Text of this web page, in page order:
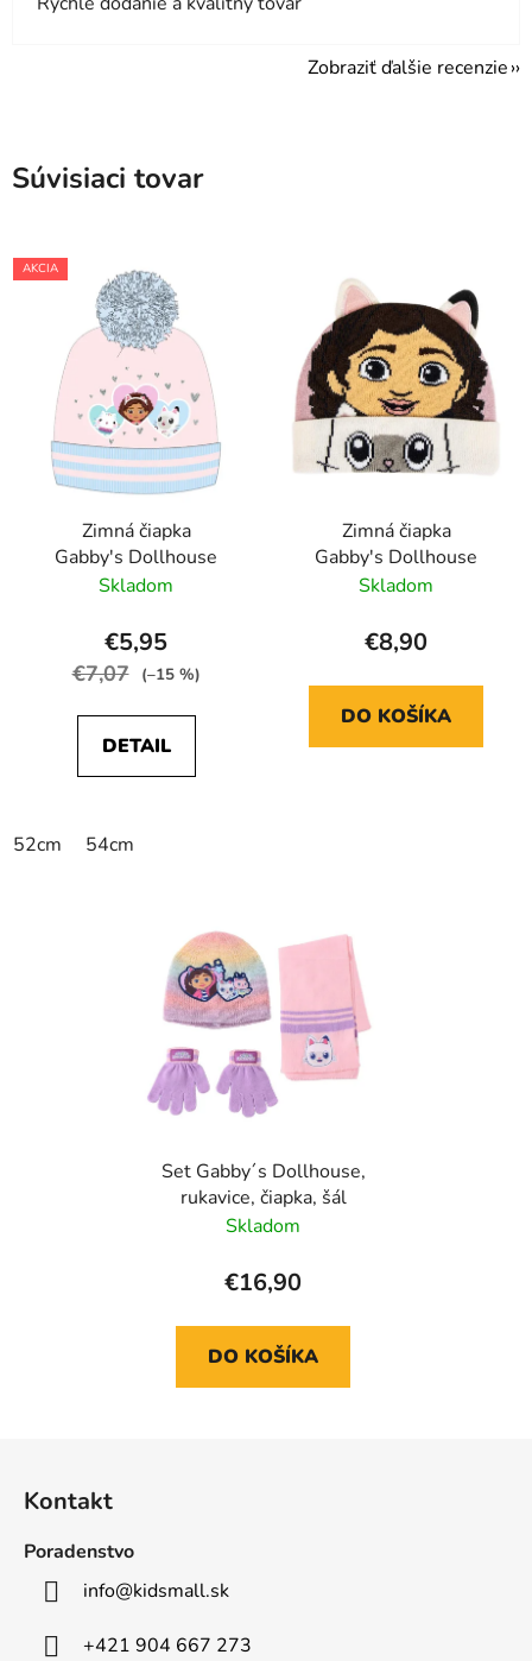
Zobraziť ďalšie recenzie
Súvisiaci tovar
AKCIA
Zimná čiapka
Gabby's Dollhouse
Skladom
€5,95
€7,07 (–15 %)
DETAIL
52cm 54cm
Zimná čiapka
Gabby's Dollhouse
Skladom
€8,90
DO KOŠÍKA
Set Gabby´s Dollhouse,
rukavice, čiapka, šál
Skladom
€16,90
DO KOŠÍKA
Kontakt
Poradenstvo
info@kidsmall.sk
+421 904 667 273